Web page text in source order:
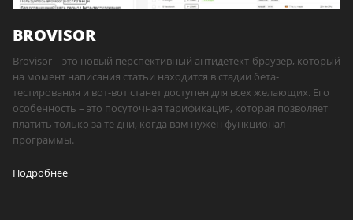
BROVISOR
Brovisor – это новый перспективный антидетект-браузер, который
на момент написания статьи находится в стадии бета-
тестирования и вот-вот станет доступен для всех желающих. Его
особенность – это посуточная тарификация, которая позволяет
платить только за те дни, когда вам нужен функционал
программы.
Подробнее